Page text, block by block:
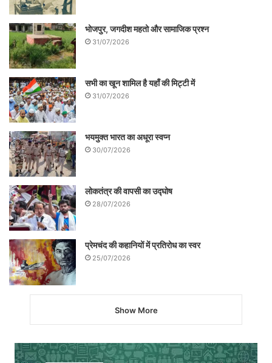
भोजपुर, जगदीश महतो और सामाजिक प्रश्न
31/07/2026
सभी का खून शामिल है यहाँ की मिट्टी में
31/07/2026
भयमुक्त भारत का अधूरा स्वप्न
30/07/2026
लोकतंत्र की वापसी का उद्घोष
28/07/2026
प्रेमचंद की कहानियों में प्रतिरोध का स्वर
25/07/2026
Show More